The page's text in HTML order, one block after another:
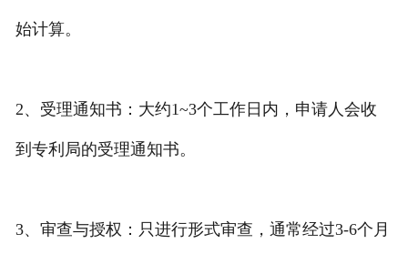
始计算。
2、受理通知书：大约1~3个工作日内，申请人会收
到专利局的受理通知书。
3、审查与授权：只进行形式审查，通常经过3-6个月